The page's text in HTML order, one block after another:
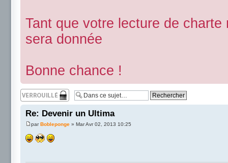
Tant que votre lecture de
sera donnée
Bonne chance !
Sujet verrouillé
Re: Devenir un Ultima
parBobleponge » Mar Avr 02, 2013 10:25